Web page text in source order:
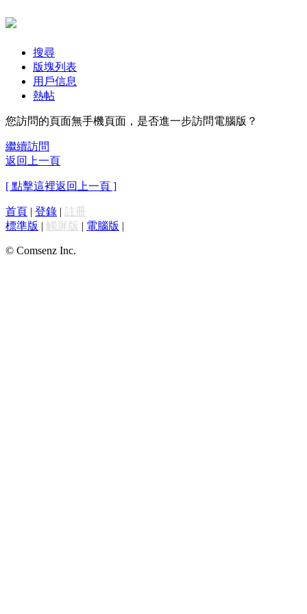
搜尋
版塊列表
用戶信息
熱帖
您訪問的頁面無手機頁面，是否進一步訪問電腦版？
繼續訪問
返回上一頁
[ 點擊這裡返回上一頁 ]
首頁 | 登錄 | 註冊
標準版 | 觸屏版 | 電腦版 |
© Comsenz Inc.